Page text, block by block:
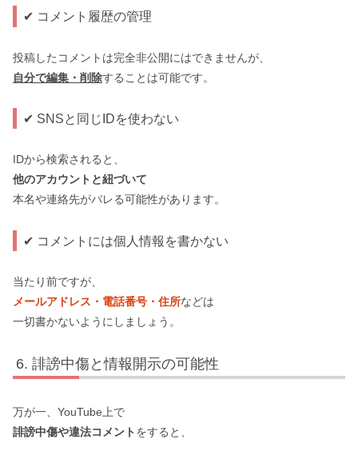
✔ コメント履歴の管理
投稿したコメントは完全非公開にはできませんが、
自分で編集・削除することは可能です。
✔ SNSと同じIDを使わない
IDから検索されると、
他のアカウントと紐づいて
本名や連絡先がバレる可能性があります。
✔ コメントには個人情報を書かない
当たり前ですが、
メールアドレス・電話番号・住所などは
一切書かないようにしましょう。
誹謗中傷と情報開示の可能性
万が一、YouTube上で
誹謗中傷や違法コメント をすると、